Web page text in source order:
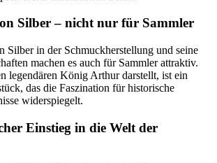
Silber – nicht nur für Sammler
Silber in der Schmuckherstellung und seine
machen es auch für Sammler attraktiv.
legendären König Arthur darstellt, ist ein
das die Faszination für historische
widerspiegelt.
Einstieg in die Welt der